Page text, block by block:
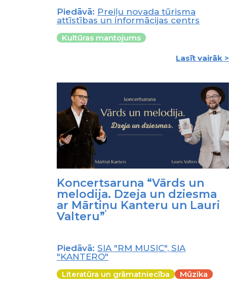
Piedāvā: Preiļu novada tūrisma
attīstības un informācijas centrs
Kultūras mantojums
Lasīt vairāk >
Koncertsaruna “Vārds un
melodija. Dzeja un dziesma
ar Mārtiņu Kanteru un Lauri
Valteru”
Piedāvā: SIA "RM MUSIC", SIA
"KANTERO"
Literatūra un grāmatniecība Mūzika